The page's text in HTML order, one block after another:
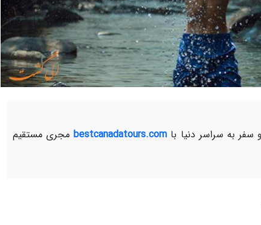
به سراسر دنیا با bestcanadatours.comمجری مستقیم